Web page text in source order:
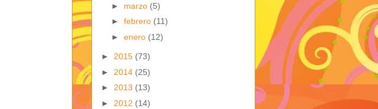
► marzo (5)
► febrero (11)
► enero (12)
► 2015 (73)
► 2014 (25)
► 2013 (13)
► 2012 (14)